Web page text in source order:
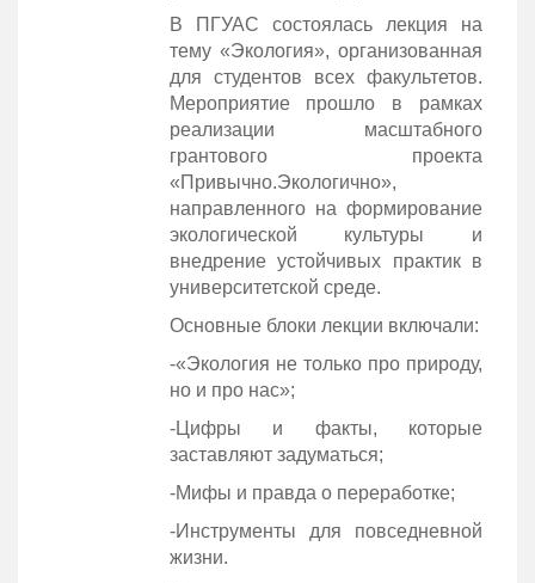
В ПГУАС состоялась лекция на
тему «Экология», организованная
для студентов всех факультетов.
Мероприятие прошло в рамках
реализации масштабного
грантового проекта
«Привычно.Экологично»,
направленного на формирование
экологической культуры и
внедрение устойчивых практик в
университетской среде.
Основные блоки лекции включали:
-«Экология не только про природу,
но и про нас»;
-Цифры и факты, которые
заставляют задуматься;
-Мифы и правда о переработке;
-Инструменты для повседневной
жизни.